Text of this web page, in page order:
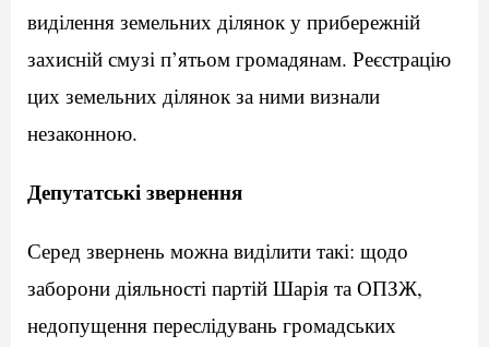
виділення земельних ділянок у прибережній
захисній смузі п’ятьом громадянам. Реєстрацію
цих земельних ділянок за ними визнали
незаконною.
Депутатські звернення
Серед звернень можна виділити такі: щодо
заборони діяльності партій Шарія та ОПЗЖ,
недопущення переслідувань громадських